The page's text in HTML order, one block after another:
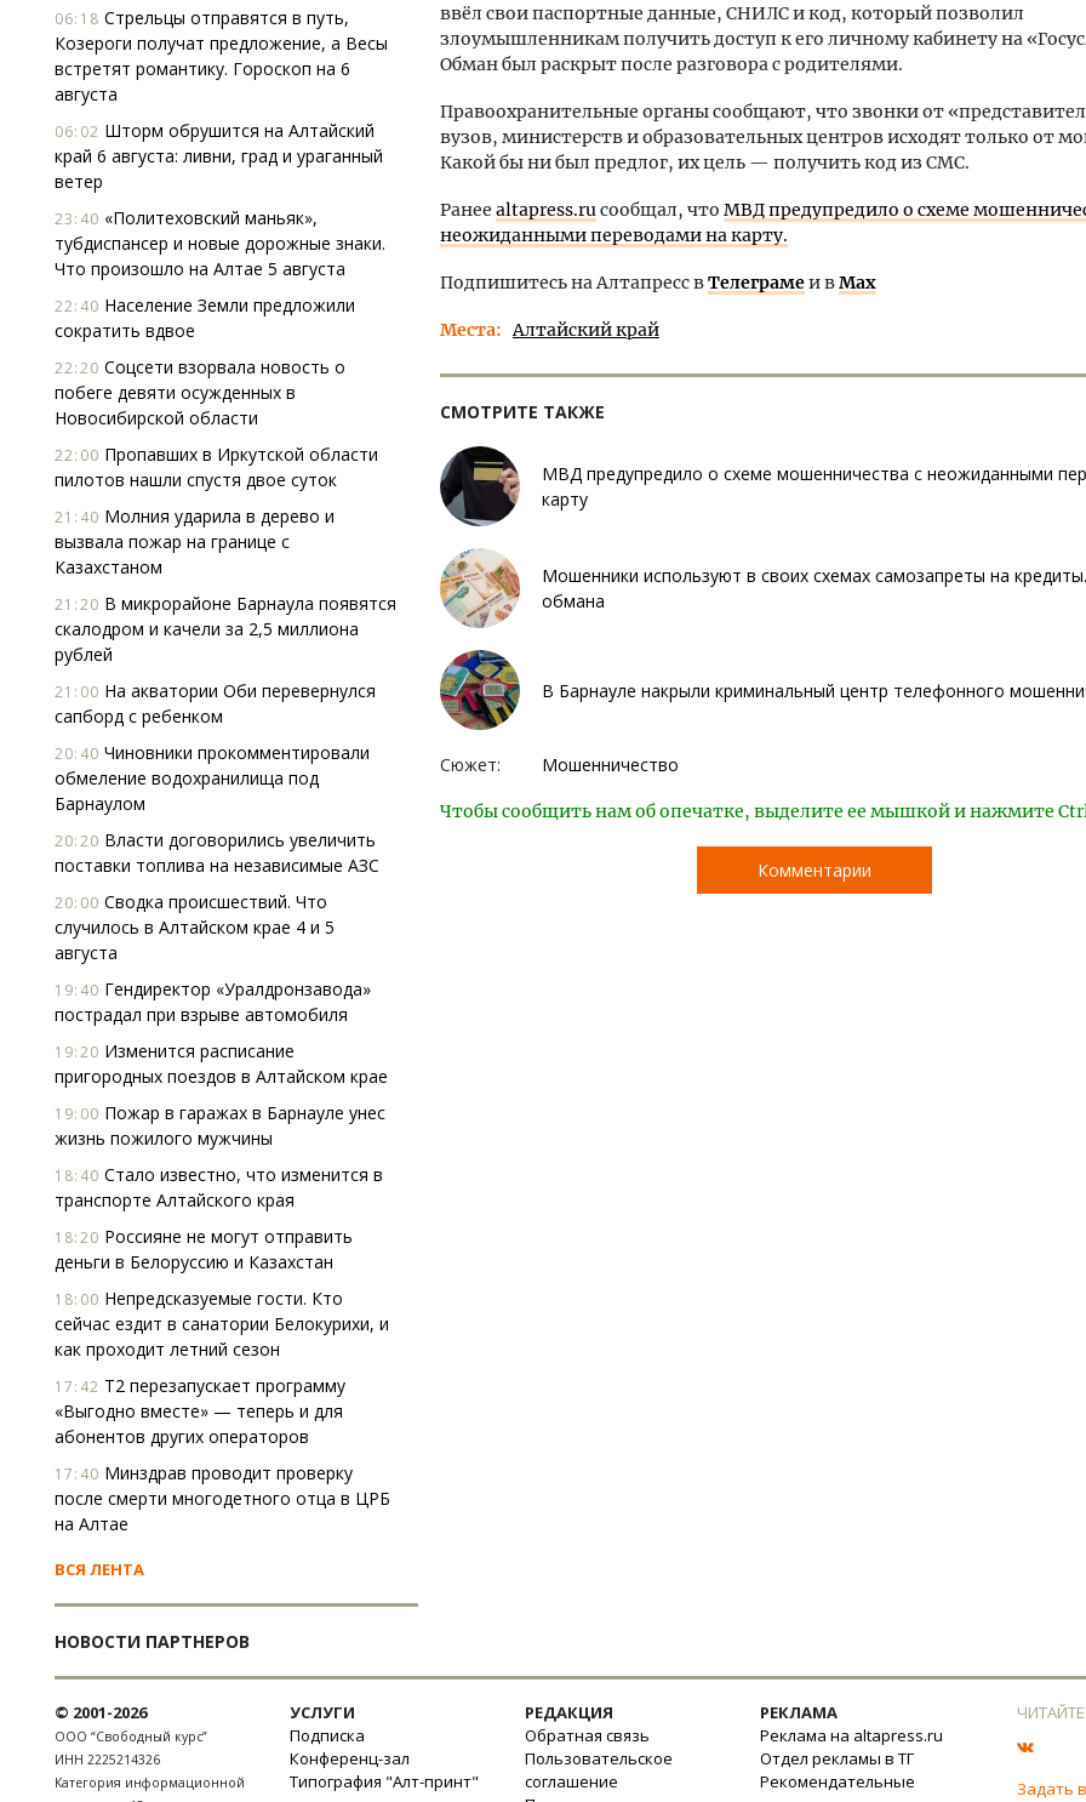
06:18 Стрельцы отправятся в путь,
Козероги получат предложение, а Весы
встретят романтику. Гороскоп на 6
августа
06:02 Шторм обрушится на Алтайский
край 6 августа: ливни, град и ураганный
ветер
23:40 «Политеховский маньяк»,
тубдиспансер и новые дорожные знаки.
Что произошло на Алтае 5 августа
22:40 Население Земли предложили
сократить вдвое
22:20 Соцсети взорвала новость о
побеге девяти осужденных в
Новосибирской области
22:00 Пропавших в Иркутской области
пилотов нашли спустя двое суток
21:40 Молния ударила в дерево и
вызвала пожар на границе с
Казахстаном
21:20 В микрорайоне Барнаула появятся
скалодром и качели за 2,5 миллиона
рублей
21:00 На акватории Оби перевернулся
сапборд с ребенком
20:40 Чиновники прокомментировали
обмеление водохранилища под
Барнаулом
20:20 Власти договорились увеличить
поставки топлива на независимые АЗС
20:00 Сводка происшествий. Что
случилось в Алтайском крае 4 и 5
августа
19:40 Гендиректор «Уралдронзавода»
пострадал при взрыве автомобиля
19:20 Изменится расписание
пригородных поездов в Алтайском крае
19:00 Пожар в гаражах в Барнауле унес
жизнь пожилого мужчины
18:40 Стало известно, что изменится в
транспорте Алтайского края
18:20 Россияне не могут отправить
деньги в Белоруссию и Казахстан
18:00 Непредсказуемые гости. Кто
сейчас ездит в санатории Белокурихи, и
как проходит летний сезон
17:42 Т2 перезапускает программу
«Выгодно вместе» — теперь и для
абонентов других операторов
17:40 Минздрав проводит проверку
после смерти многодетного отца в ЦРБ
на Алтае
ВСЯ ЛЕНТА
НОВОСТИ ПАРТНЕРОВ
ввёл свои паспортные данные, СНИЛС и код, который позволил
злоумышленникам получить доступ к его личному кабинету на
Обман был раскрыт после разговора с родителями.
Правоохранительные органы сообщают, что звонки от
вузов, министерств и образовательных центров исходят только от
Какой бы ни был предлог, их цель — получить код из СМС.
Ранее altapress.ruсообщал, что МВД предупредило о схеме
неожиданными переводами на карту.
Подпишитесь на Алтапресс вТелеграмеи вMax
Места Алтайский край
СМОТРИТЕ ТАКЖЕ
МВД предупредило о схеме мошенничества с неожиданными
карту
Мошенники используют в своих схемах самозапреты на
обмана
В Барнауле накрыли криминальный центр телефонного
Сюжет: Мошенничество
Чтобы сообщить нам об опечатке, выделите ее мышкой и нажмите
Комментарии
© 2001-2026
ООО “Свободный курс”
ИНН 2225214326
Категория информационной
УСЛУГИ
Подписка
Конференц-зал
Типография "Алт-принт"
РЕДАКЦИЯ
Обратная связь
Пользовательское
соглашение
РЕКЛАМА
Реклама на altapress.ru
Отдел рекламы в ТГ
Рекомендательные
Задать